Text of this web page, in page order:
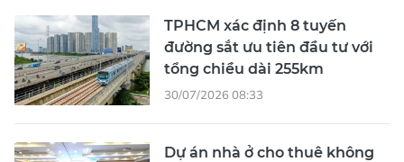
TPHCM xác định 8 tuyến
đường sắt ưu tiên đầu tư với
tổng chiều dài 255km
30/07/2026 08:33
Dự án nhà ở cho thuê không